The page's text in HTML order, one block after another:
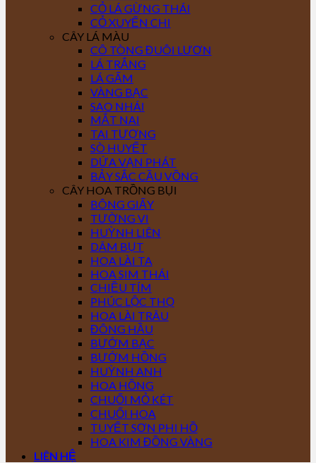
CỎ LÁ GỪNG THÁI
CỎ XUYẾN CHI
CÂY LÁ MÀU
CÔ TÒNG ĐUÔI LƯƠN
LÁ TRẮNG
LÁ GẤM
VÀNG BẠC
SAO NHÁI
MẮT NAI
TAI TƯỢNG
SÒ HUYẾT
DỨA VẠN PHÁT
BẢY SẮC CẦU VỒNG
CÂY HOA TRỒNG BỤI
BÔNG GIẤY
TƯỜNG VI
HUỲNH LIÊN
DÂM BỤT
HOA LÀI TA
HOA SIM THÁI
CHIỀU TÍM
PHÚC LỘC THỌ
HOA LÀI TRÂU
ĐÔNG HẦU
BƯỚM BẠC
BƯỚM HỒNG
HUỲNH ANH
HOA HỒNG
CHUỐI MỎ KÉT
CHUỐI HOA
TUYẾT SƠN PHI HỒ
HOA KIM ĐỒNG VÀNG
LIÊN HỆ